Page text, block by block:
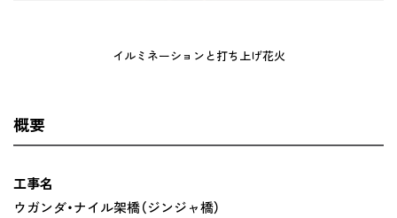
イルミネーションと打ち上げ花火
概要
工事名
ウガンダ・ナイル架橋（ジンジャ橋）